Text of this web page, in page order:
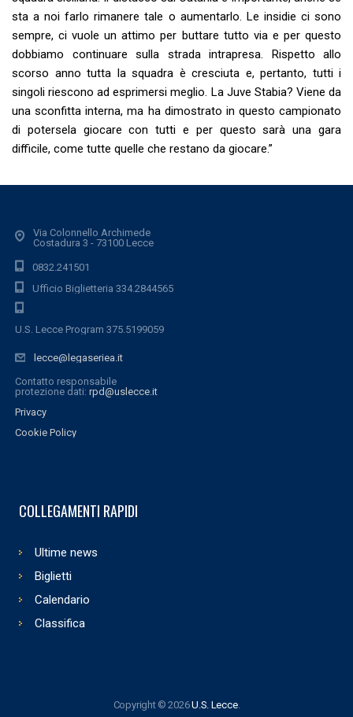
sta a noi farlo rimanere tale o aumentarlo. Le insidie ci sono
sempre, ci vuole un attimo per buttare tutto via e per questo
dobbiamo continuare sulla strada intrapresa. Rispetto allo
scorso anno tutta la squadra è cresciuta e, pertanto, tutti i
singoli riescono ad esprimersi meglio. La Juve Stabia? Viene da
una sconfitta interna, ma ha dimostrato in questo campionato
di potersela giocare con tutti e per questo sarà una gara
difficile, come tutte quelle che restano da giocare.”
Via Colonnello Archimede
Costadura 3 - 73100 Lecce
0832.241501
Ufficio Biglietteria 334.2844565
U.S. Lecce Program 375.5199059
lecce@legaseriea.it
Contatto responsabile
protezione dati: rpd@uslecce.it
Privacy
Cookie Policy
COLLEGAMENTI RAPIDI
Ultime news
Biglietti
Calendario
Classifica
Copyright © 2026U.S. Lecce.